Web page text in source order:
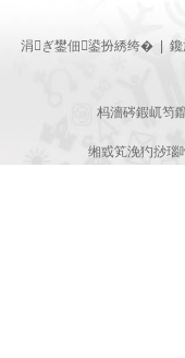
涓ぎ鐢佃鍙扮綉绔�
杩濇硶鍜屼笉
缃戜笂浼犳挱